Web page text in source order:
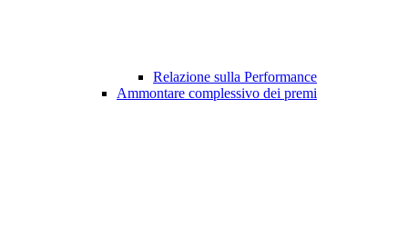
Relazione sulla Performance
Ammontare complessivo dei premi